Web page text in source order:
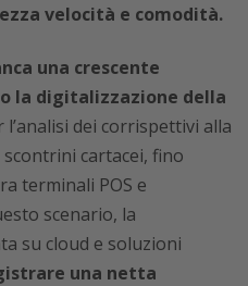
velocità e comodità.
una crescente
la digitalizzazione della
l’analisi dei corrispettivi alla
cartacei, fino
terminali POS e
scenario, la
su cloud e soluzioni
una netta